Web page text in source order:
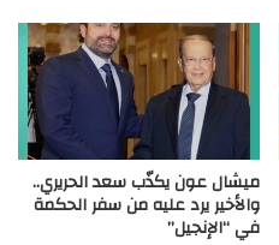
ميشال عون يكذّب سعد الحريري..
والأخير يرد عليه من سفر الحكمة
في “الإنجيل”